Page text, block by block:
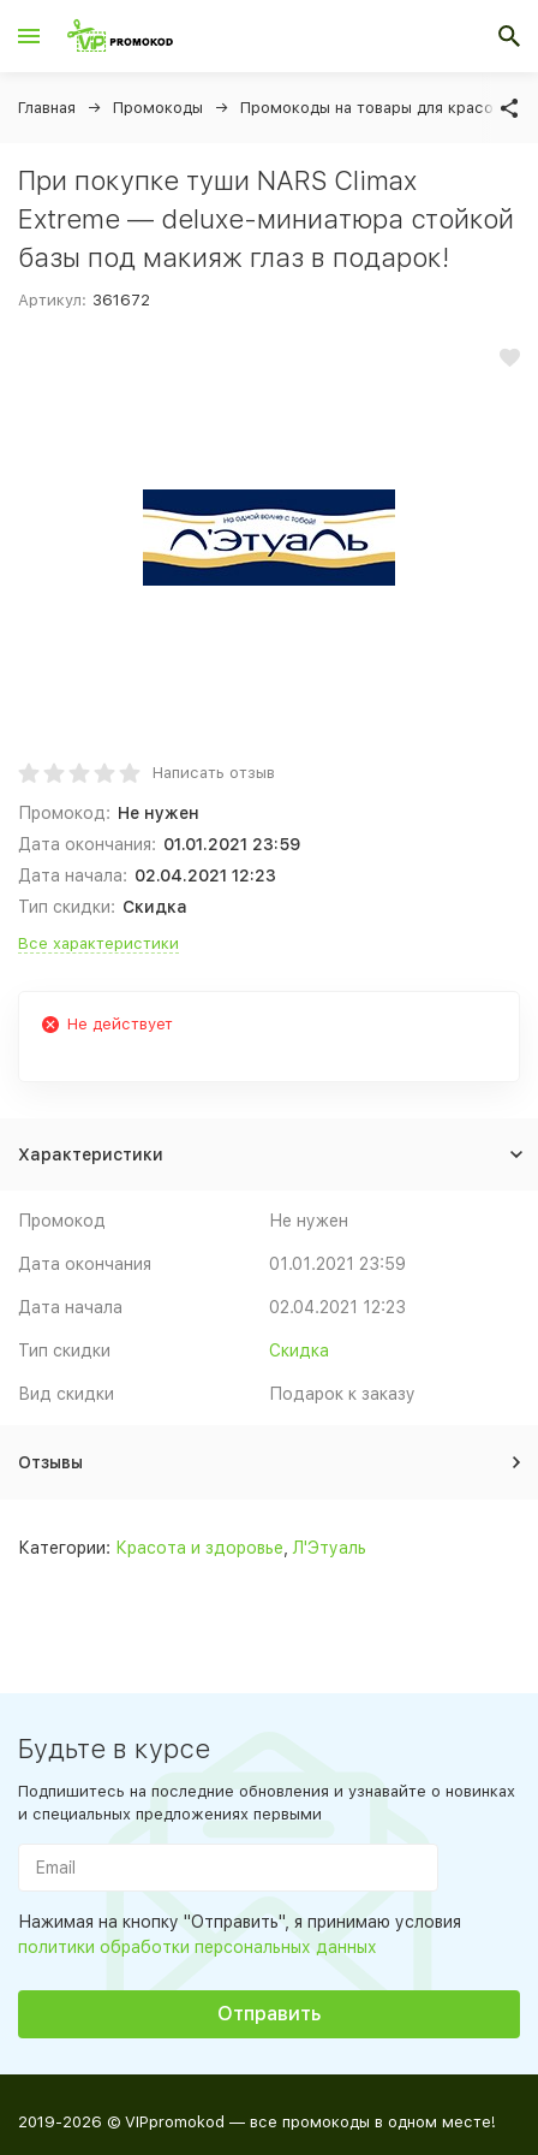
Главная Промокоды Промокоды на товары для красоты и
При покупке туши NARS Climax
Extreme — deluxe-миниатюра стойкой
базы под макияж глаз в подарок!
Артикул: 361672
Написать отзыв
Промокод: Не нужен
Дата окончания: 01.01.2021 23:59
Дата начала: 02.04.2021 12:23
Тип скидки: Скидка
Все характеристики
Не действует
Характеристики
Промокод Не нужен
Дата окончания 01.01.2021 23:59
Дата начала 02.04.2021 12:23
Тип скидки Скидка
Вид скидки Подарок к заказу
Отзывы
Категории: Красота и здоровье Л'Этуаль
Будьте в курсе
Подпишитесь на последние обновления и узнавайте о новинках
и специальных предложениях первыми
Нажимая на кнопку "Отправить", я принимаю условия
политики обработки персональных данных
2019-2026 © VIPpromokod — все промокоды в одном месте!